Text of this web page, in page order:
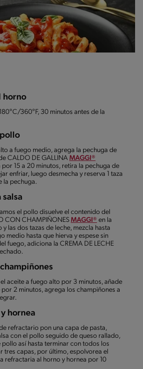
horno
360°F, 30 minutos antes de la
a fuego medio, agrega la pechuga de
CALDO DE GALLINA MAGGI®
por 15 a 20 minutos, retira la pechuga de
enfriar, luego desmecha y reserva 1 taza
la pechuga.
salsa
el pollo disuelve el contenido del
CON CHAMPIÑONES MAGGI® en la
las dos tazas de leche, mezcla hasta
medio hasta que hierva y espese sin
fuego, adiciona la CREMA DE LECHE
aceite a fuego alto por 3 minutos, añade
2 minutos, agrega los champiñones a
y hornea
refractario pon una capa de pasta,
con el pollo seguido de queso rallado,
pollo así hasta terminar con todos los
tres capas, por último, espolvorea el
refractaria al horno y hornea por 10